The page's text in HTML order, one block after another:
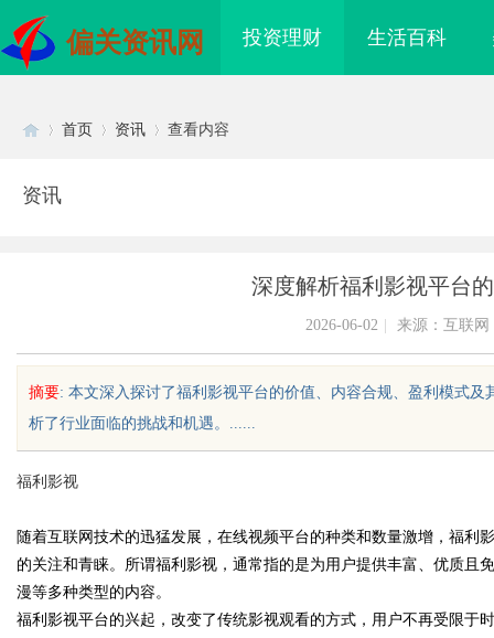
偏关资讯网 投资理财 生活百科
首页 资讯 查看内容
资讯
深度解析福利影视平台
2026-06-02 来源：互联网
摘要: 本文深入探讨了福利影视平台的价值、内容合规、盈利模式
析了行业面临的挑战和机遇。......
福利影视
随着互联网技术的迅猛发展，在线视频平台的种类和数量激增，福利
的关注和青睐。所谓福利影视，通常指的是为用户提供丰富、优质且
漫等多种类型的内容。
福利影视平台的兴起，改变了传统影视观看的方式，用户不再受限于
家侦探行业的发展
活中的重要作用解析